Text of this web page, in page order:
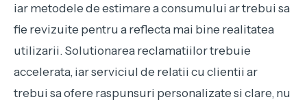
iar metodele de estimare a consumului ar trebui sa
fie revizuite pentru a reflecta mai bine realitatea
utilizarii. Solutionarea reclamatiilor trebuie
accelerata, iar serviciul de relatii cu clientii ar
trebui sa ofere raspunsuri personalizate si clare, nu